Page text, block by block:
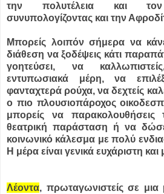
την πολυτέλεια και
συνυπολογίζοντας και την
Μπορείς λοιπόν σήμερα να
διάθεση να ξοδέψεις κάτι
γοητεύσει, να
εντυπωσιακά μέρη, να
φανταχτερά ρούχα, να δεχτείς
ο πιο πλουσιοπάροχος
μπορείς να
θεατρική παράσταση ή να
κοινωνικό κάλεσμα με πολύ
Η μέρα είναι γενικά ευχάριστη και
Λέοντα, πρωταγωνιστείς σε μια